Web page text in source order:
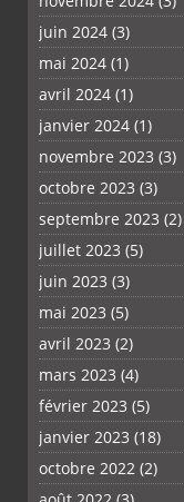
juin 2024 (3)
mai 2024 (1)
avril 2024 (1)
janvier 2024 (1)
novembre 2023 (3)
octobre 2023 (3)
septembre 2023 (2)
juillet 2023 (5)
juin 2023 (3)
mai 2023 (5)
avril 2023 (2)
mars 2023 (4)
février 2023 (5)
janvier 2023 (18)
octobre 2022 (2)